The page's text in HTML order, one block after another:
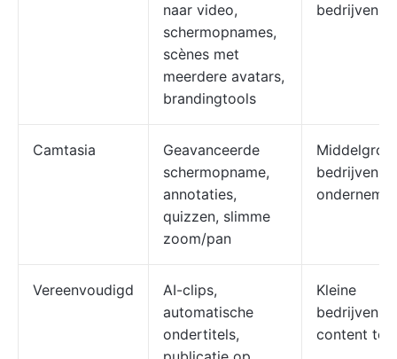
naar video,
schermopnames,
scènes met
meerdere avatars,
brandingtools
bedrijven
Camtasia
Geavanceerde
schermopname,
annotaties,
quizzen, slimme
zoom/pan
Middelgrote
bedrijven,
Vereenvoudigd
AI-clips,
automatische
ondertitels,
Kleine
bedrijven,
content